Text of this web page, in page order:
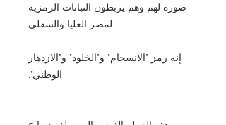
صورة لهم وهم يربطون النباتات الرمزية
لمصر العليا والسفلى
إنه رمز "الانسجام" و"الخلود" و"الازدهار
الوطني".